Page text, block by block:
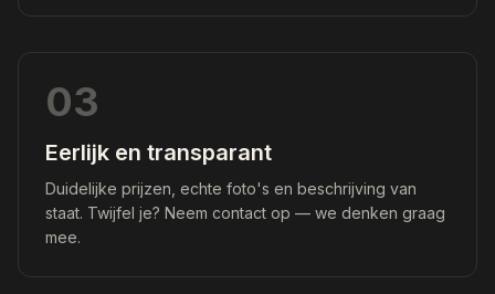
03
Eerlijk en transparant
Duidelijke prijzen, echte foto's en beschrijving van
staat. Twijfel je? Neem contact op — we denken graag
mee.